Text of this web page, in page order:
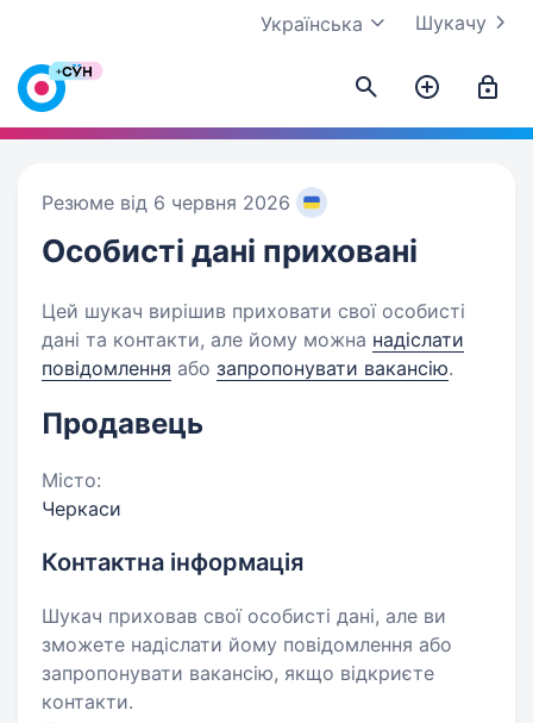
Шукачу
Українська
Резюме від 6 червня 2026
Особисті дані приховані
Цей шукач вирішив приховати свої особисті
дані та контакти, але йому можна надіслати
повідомлення або запропонувати вакансію.
Продавець
Місто:
Черкаси
Контактна інформація
Шукач приховав свої особисті дані, але ви
зможете надіслати йому повідомлення або
запропонувати вакансію, якщо відкриєте
контакти.